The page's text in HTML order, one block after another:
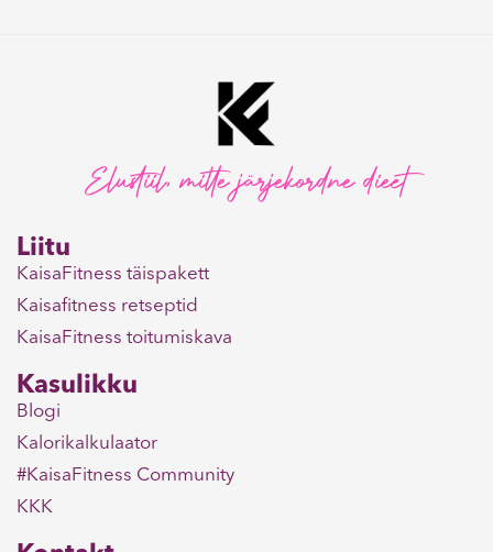
Elustiil, mitte järjekordne dieet
Liitu
KaisaFitness täispakett
Kaisafitness retseptid
KaisaFitness toitumiskava
Kasulikku
Blogi
Kalorikalkulaator
#KaisaFitness Community
KKK